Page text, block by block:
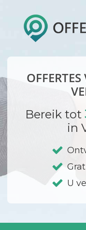
Bereik tot
in
U